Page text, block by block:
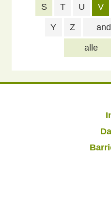
alle
S T U V
Y Z